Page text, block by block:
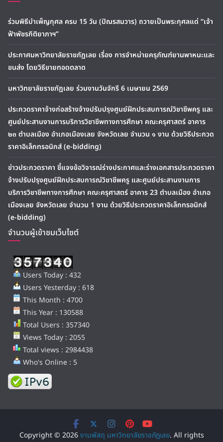
ร่วมพิธีบำเพ็ญกุศล ครบ 15 วัน (ปัณรสมวาร) ถวายเป็นพระกุศลแด่ “เจ้า
ฟ้าพัชรกิติยาภาฯ”
ประกาศมหาวิทยาลัยราชภัฏเลย เรื่อง การจำหน่ายครุภัณฑ์ยานพาหนะและ
ขนส่ง โดยวิธีขายทอดตลาด
มหาวิทยาลัยราชภัฏเลย ร่วมงานวันจักรี 6 เมษายน 2569
ประกวดราคาจ้างก่อสร้างจ้างปรับปรุงศูนย์ฝึกประสบการณ์วิชาชีพครู และ
ศูนย์ประสานงานการบริการวิชาชีพทางการศึกษา คณะครุศาสตร์ อาคาร
๒๓ ตำบลเมือง อำเภอเมืองเลย จังหวัดเลย จำนวน ๑ งาน ด้วยวิธีประกวด
ราคาอิเล็กทรอนิกส์ (e-bidding)
ข่าวประกวดราคา ชี้แจงข้อวิจารณ์ร่างประกาศและร่างเอกสารประกวดราคา
จ้างปรับปรุงศูนย์ฝึกประสบการณ์วิชาชีพครู และศูนย์ประสานงานการ
บริการวิชาชีพทางการศึกษา คณะครุศาสตร์ อาคาร 23 ตำบลเมือง อำเภอ
เมืองเลย จังหวัดเลย จำนวน 1 งาน ด้วยวิธีประกวดราคาอิเล็กทรอนิกส์
(e-bidding)
จำนวนผู้เข้าชมเว็บไซต์
Users Today : 432
Users Yesterday : 618
This Month : 4700
This Year : 130588
Total Users : 357340
Views Today : 2055
Total views : 2984438
Who's Online : 5
Copyright © 2026งานพัสดุ มหาวิทยาลัยราชภัฏเลย. All rights